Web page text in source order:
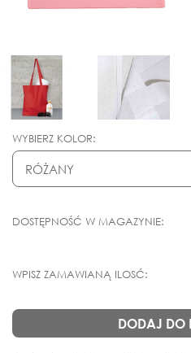
WYBIERZ KOLOR:
DOSTĘPNOŚĆ W MAGAZYNIE:
WPISZ ZAMAWIANĄ ILOSĆ:
DODAJ DO